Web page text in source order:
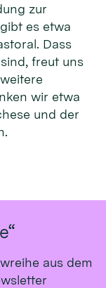
zur
es etwa
Dass
freut uns
wir etwa
und der
aus dem